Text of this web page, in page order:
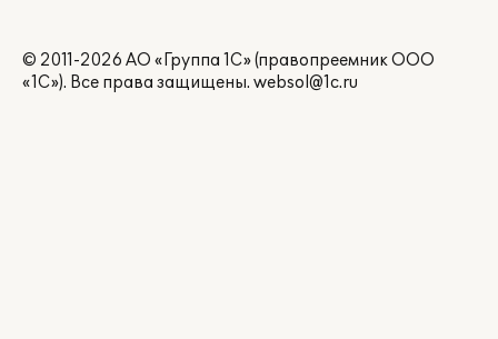
© 2011-2026 АО «Группа 1С» (правопреемник ООО
«1С»). Все права защищены. websol@1c.ru